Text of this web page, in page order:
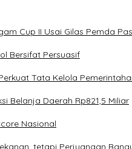
Cup II Usai Gilas Pemda
Bersifat Persuasif
Tata Kelola
Belanja Daerah Rp821,5 Miliar
Nasional
tetapi Perjuangan